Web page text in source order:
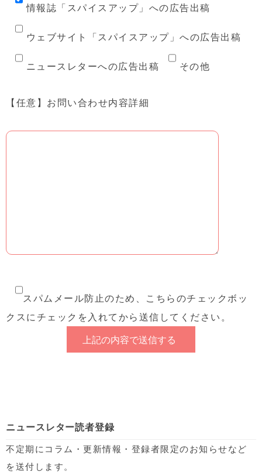
情報誌「スパイスアップ」への広告出稿
ウェブサイト「スパイスアップ」への広告出稿
ニュースレターへの広告出稿 その他
【任意】 お問い合わせ内容詳細
スパムメール防止のため、こちらのチェックボッ
クスにチェックを入れてから送信してください。
ニュースレター読者登録
不定期にコラム・更新情報・登録者限定のお知らせなど
を送付します。